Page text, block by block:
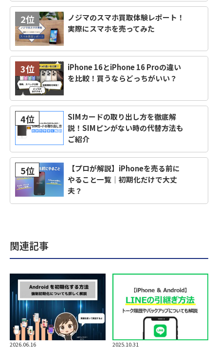
2位
ノジマのスマホ買取体験レポート！
実際にスマホを売ってみた
3位
iPhone 16とiPhone 16 Proの違い
を比較！買うならどっちがいい？
4位
SIMカードの取り出し方を徹底解
説！SIMピンがない時の代替方法も
ご紹介
5位
【プロが解説】iPhoneを売る前に
やること一覧｜初期化だけで大丈
夫？
関連記事
2026.06.16
2025.10.31